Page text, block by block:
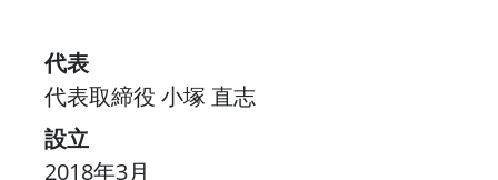
代表
代表取締役 小塚 直志
設立
2018年3月